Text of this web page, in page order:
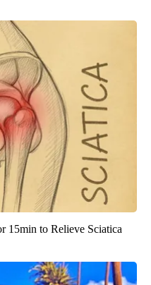
15min to Relieve Sciatica